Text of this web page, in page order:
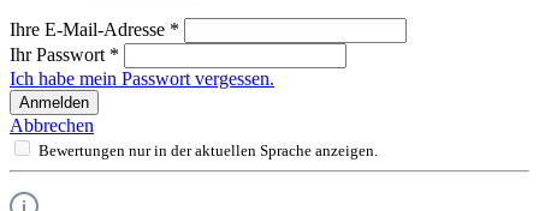
Ihre E-Mail-Adresse *
Ihr Passwort *
Ich habe mein Passwort vergessen.
Anmelden
Abbrechen
Bewertungen nur in der aktuellen Sprache anzeigen.